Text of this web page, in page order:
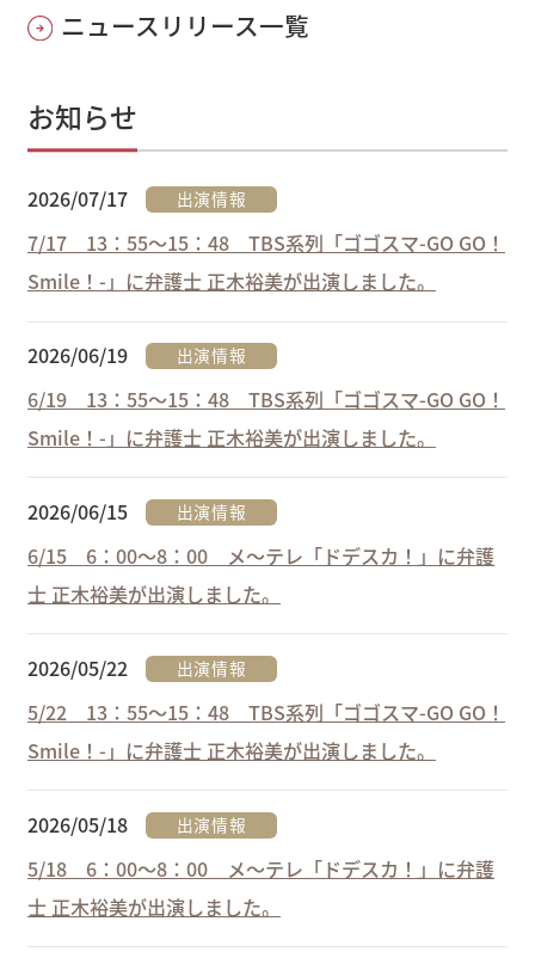
ニュースリリース一覧
お知らせ
2026/07/17 出演情報
7/17 13：55～15：48 TBS系列「ゴゴスマ-GO GO！
Smile！-」に弁護士 正木裕美が出演しました。
2026/06/19 出演情報
6/19 13：55～15：48 TBS系列「ゴゴスマ-GO GO！
Smile！-」に弁護士 正木裕美が出演しました。
2026/06/15 出演情報
6/15 6：00～8：00 メ～テレ「ドデスカ！」に弁護
士 正木裕美が出演しました。
2026/05/22 出演情報
5/22 13：55～15：48 TBS系列「ゴゴスマ-GO GO！
Smile！-」に弁護士 正木裕美が出演しました。
2026/05/18 出演情報
5/18 6：00～8：00 メ～テレ「ドデスカ！」に弁護
士 正木裕美が出演しました。